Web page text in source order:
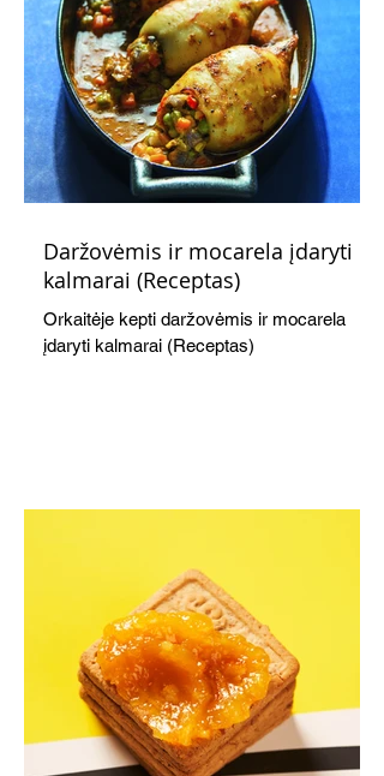
Daržovėmis ir mocarela įdaryti
kalmarai (Receptas)
Orkaitėje kepti daržovėmis ir mocarela
įdaryti kalmarai (Receptas)